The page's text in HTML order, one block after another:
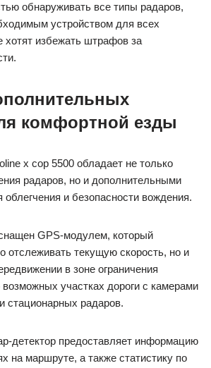
обнаруживать все типы радаров,
устройством для всех
хотят избежать штрафов за
комфортной езды
x cop 5500 обладает не только
радаров, но и дополнительными
и безопасности вождения.
GPS-модулем, который
отслеживать текущую скорость, но и
в зоне ограничения
возможных участках дороги с камерами
стационарных радаров.
детектор предоставляет информацию
на маршруте, а также статистику по